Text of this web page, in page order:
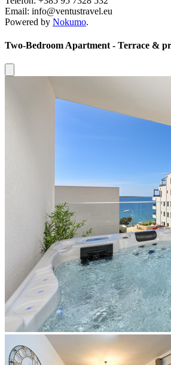
Email: info@ventustravel.eu
Powered by Nokumo.
Two-Bedroom Apartment - Terrace &
Close modal